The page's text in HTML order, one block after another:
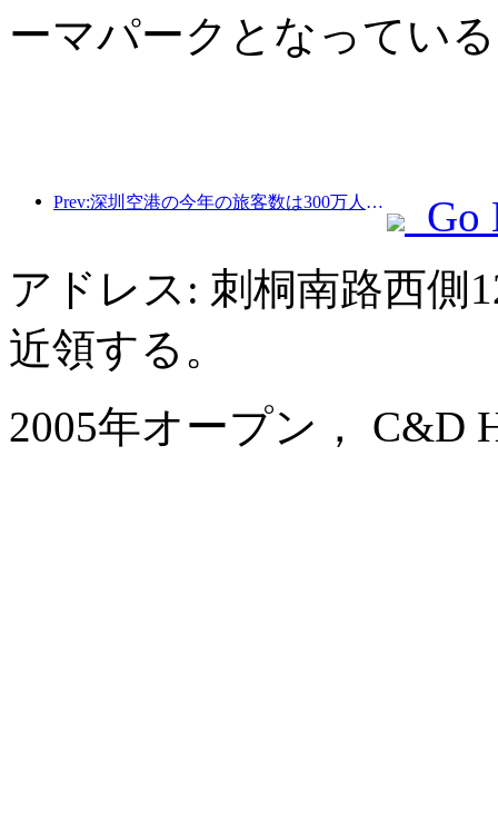
ーマパークとなってい
Prev:深圳空港の今年の旅客数は300万人を超え、同期間の新記録を樹立した。
Go
アドレス: 刺桐南路西側
近領する。
2005年オープン， C&D